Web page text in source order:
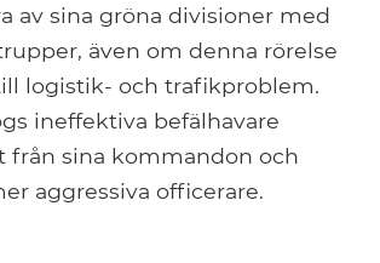
av sina gröna divisioner med
även om denna rörelse
logistik- och trafikproblem.
ineffektiva befälhavare
från sina kommandon och
aggressiva officerare.